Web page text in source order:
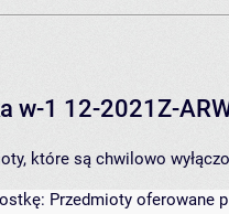
w-1 12-2021Z-
które są chwilowo
Przedmioty oferowane